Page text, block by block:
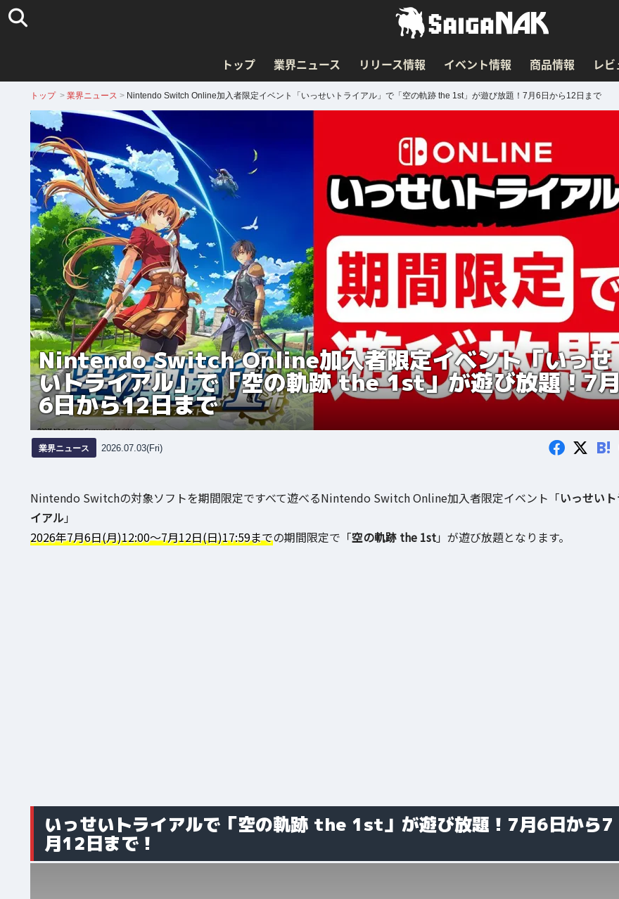
トップ 業界ニュース リリース情報 イベント情報 商品情報 レ
トップ > 業界ニュース > Nintendo Switch Online加入者限定イベント「いっせいトライアル」で「空の軌跡 the 1st」が遊び放題！7月6日から12日まで
Nintendo Switch Online加入者限定イベント「いっせ
いトライアル」で「空の軌跡 the 1st」が遊び放題！7
6日から12日まで
業界ニュース 2026.07.03(Fri) B!
Nintendo Switchの対象ソフトを期間限定ですべて遊べるNintendo Switch Online加入者限定イベント「いっせいト
イアル」
2026年7月6日(月)12:00～7月12日(日)17:59までの期間限定で「空の軌跡 the 1st」が遊び放題となります。
いっせいトライアルで「空の軌跡 the 1st」が遊び放題！7月6日から7
月12日まで！